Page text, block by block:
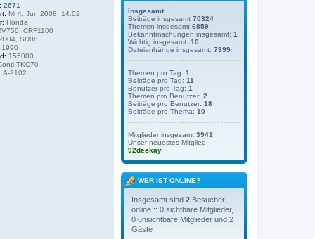
2671
Mi 4. Jun 2008, 14:02
Honda
CRF1100
SD08
1990
155000
TKC70
A-2102
Insgesamt
Beiträge insgesamt 70324
Themen insgesamt 6859
Bekanntmachungen insgesamt: 1
Wichtig insgesamt: 10
Dateianhänge insgesamt: 7399
Themen pro Tag: 1
Beiträge pro Tag: 11
Benutzer pro Tag: 1
Themen pro Benutzer: 2
Beiträge pro Benutzer: 18
Beiträge pro Thema: 10
Mitglieder insgesamt 3941
Unser neuestes Mitglied:
92deekay
WER IST ONLINE?
Insgesamt sind 2 Besucher
online :: 0 sichtbare Mitglieder,
0 unsichtbare Mitglieder und 2
Gäste